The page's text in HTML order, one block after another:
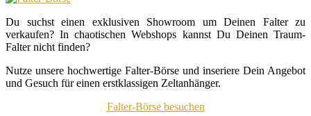
Du suchst einen exklusiven Showroom um Deinen Falter zu
verkaufen? In chaotischen Webshops kannst Du Deinen Traum-
Falter nicht finden?
Nutze unsere hochwertige Falter-Börse und inseriere Dein Angebot
und Gesuch für einen erstklassigen Zeltanhänger.
Falter-Börse besuchen